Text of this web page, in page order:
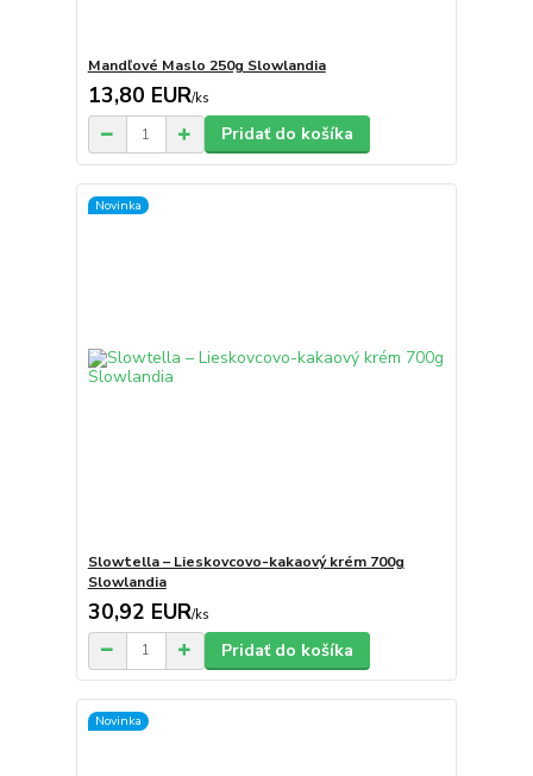
Mandľové Maslo 250g Slowlandia
13,80 EUR/ks
Pridať do košíka
Novinka
Slowtella – Lieskovcovo-kakaový krém 700g
Slowlandia
30,92 EUR/ks
Pridať do košíka
Novinka